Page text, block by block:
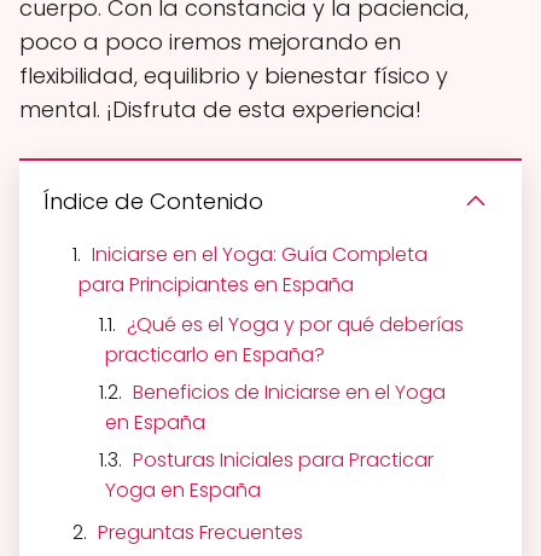
cuerpo. Con la constancia y la paciencia,
poco a poco iremos mejorando en
flexibilidad, equilibrio y bienestar físico y
mental. ¡Disfruta de esta experiencia!
Índice de Contenido
Iniciarse en el Yoga: Guía Completa
para Principiantes en España
¿Qué es el Yoga y por qué deberías
practicarlo en España?
Beneficios de Iniciarse en el Yoga
en España
Posturas Iniciales para Practicar
Yoga en España
Preguntas Frecuentes